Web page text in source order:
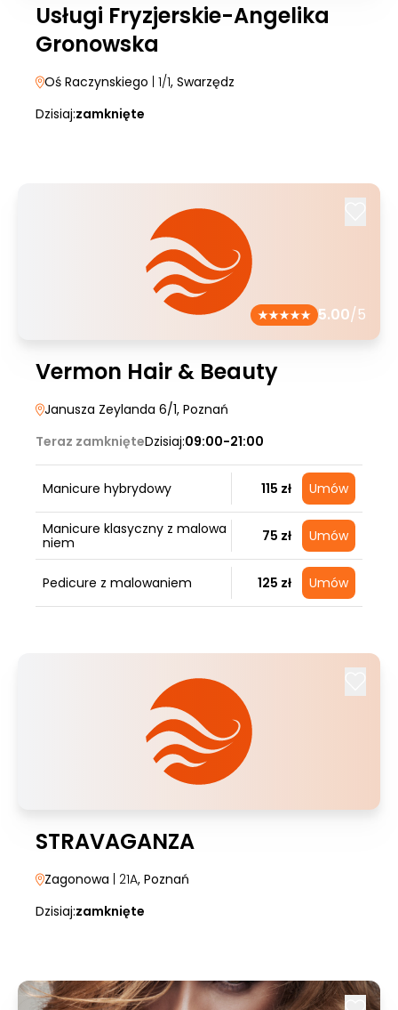
Usługi Fryzjerskie-Angelika
Gronowska
Oś Raczynskiego | 1/1, Swarzędz
Dzisiaj:zamknięte
5.00/5
Vermon Hair & Beauty
Janusza Zeylanda 6/1, Poznań
Teraz zamknięteDzisiaj:09:00-21:00
Manicure hybrydowy 115 zł Umów
Manicure klasyczny z malowa
niem
75 zł Umów
Pedicure z malowaniem 125 zł Umów
STRAVAGANZA
Zagonowa | 21A, Poznań
Dzisiaj:zamknięte